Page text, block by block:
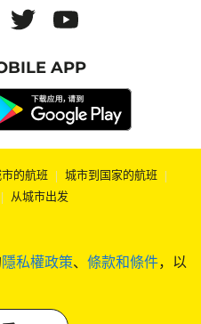
隱私權政策、 條款和條件，以
APP
的航班 | 城市到国家的航班 |
| 从城市出发